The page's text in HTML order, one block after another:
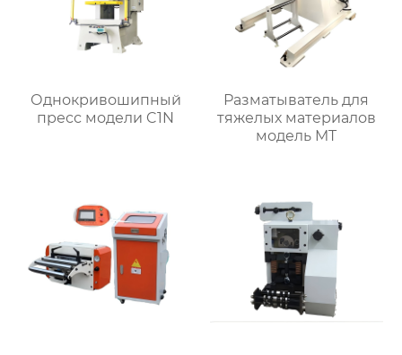
Однокривошипный
пресс модели C1N
Разматыватель для
тяжелых материалов
модель MT